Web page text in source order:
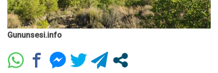
Gununsesi.info